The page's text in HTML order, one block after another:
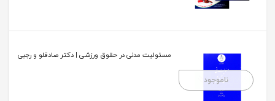
ناموجود
مسئولیت مدنی در حقوق ورزشی | دکتر صادقلو و رجبی